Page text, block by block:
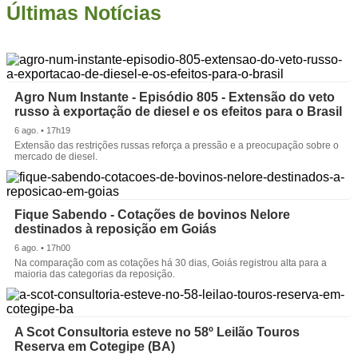
Últimas Notícias
Agro Num Instante - Episódio 805 - Extensão do veto
russo à exportação de diesel e os efeitos para o Brasil
6 ago. • 17h19
Extensão das restrições russas reforça a pressão e a preocupação sobre o
mercado de diesel.
Fique Sabendo - Cotações de bovinos Nelore
destinados à reposição em Goiás
6 ago. • 17h00
Na comparação com as cotações há 30 dias, Goiás registrou alta para a
maioria das categorias da reposição.
A Scot Consultoria esteve no 58º Leilão Touros
Reserva em Cotegipe (BA)